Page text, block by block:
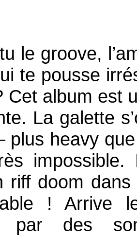
le groove,
te pousse
Cet album est
La galette
plus heavy
riff doom
! Arrive
par des